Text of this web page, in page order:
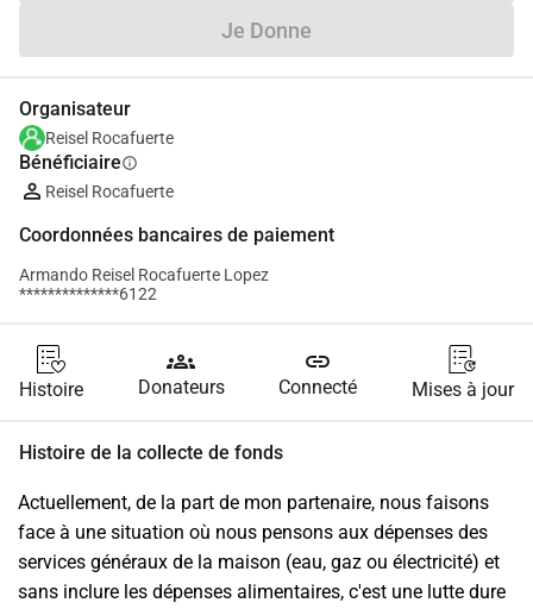
Je Donne
Organisateur
Reisel Rocafuerte
Bénéficiaireinfo
Reisel Rocafuerte
Coordonnées bancaires de paiement
Armando Reisel Rocafuerte Lopez
**************6122
Histoire
groups
Donateurs
link
Connecté Mises à jour
Histoire de la collecte de fonds
Actuellement, de la part de mon partenaire, nous faisons
face à une situation où nous pensons aux dépenses des
services généraux de la maison (eau, gaz ou électricité) et
sans inclure les dépenses alimentaires, c'est une lutte dure